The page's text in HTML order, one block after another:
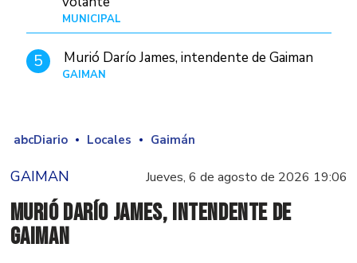
MUNICIPAL
5 Murió Darío James, intendente de Gaiman
GAIMAN
abcDiario Locales Gaimán
GAIMAN Jueves, 6 de agosto de 2026 19:06
Murió Darío James, intendente de
Gaiman